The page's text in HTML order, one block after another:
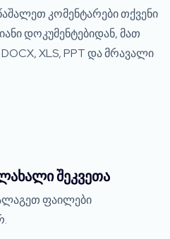
კომენტარები თქვენი
დოკუმენტებიდან, მათ
XLS, PPT და მრავალი
შეკვეთა
ფაილები